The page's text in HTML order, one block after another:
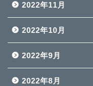
2022年11月
2022年10月
2022年9月
2022年8月